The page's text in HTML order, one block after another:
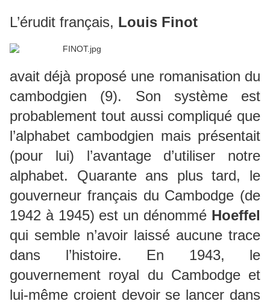
L’érudit français, Louis Finot
avait déjà proposé une romanisation du
cambodgien (9). Son système est
probablement tout aussi compliqué que
l’alphabet cambodgien mais présentait
(pour lui) l’avantage d’utiliser notre
alphabet. Quarante ans plus tard, le
gouverneur français du Cambodge (de
1942 à 1945) est un dénommé Hoeffel
qui semble n’avoir laissé aucune trace
dans l’histoire. En 1943, le
gouvernement royal du Cambodge et
lui-même croient devoir se lancer dans